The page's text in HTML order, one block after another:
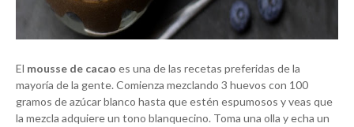
El mousse de cacao es una de las recetas preferidas de la
mayoría de la gente. Comienza mezclando 3 huevos con 100
gramos de azúcar blanco hasta que estén espumosos y veas que
la mezcla adquiere un tono blanquecino. Toma una olla y echa un